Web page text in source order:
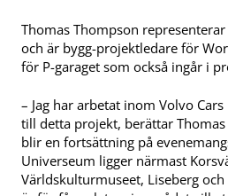
Thomas Thompson
och är bygg-projektledare för
för P-garaget som också ingår i
– Jag har arbetat inom Volvo
till detta projekt, berättar
blir en fortsättning på
Universeum ligger närmast
Världskulturmuseet, Liseberg